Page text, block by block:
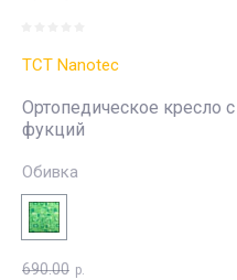
TCT Nanotec
Ортопедическое кресло
фукций
Обивка
690.00 р.